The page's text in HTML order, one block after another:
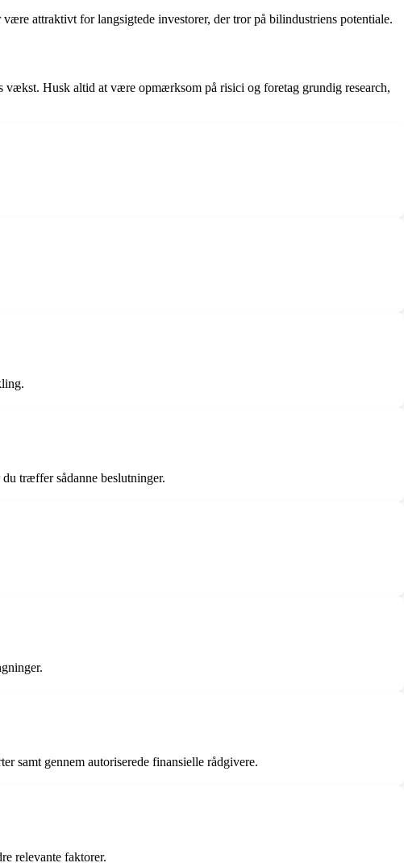
attraktivt for langsigtede investorer, der tror på bilindustriens potentiale.
Husk altid at være opmærksom på risici og foretag grundig research,
træffer sådanne beslutninger.
samt gennem autoriserede finansielle rådgivere.
relevante faktorer.